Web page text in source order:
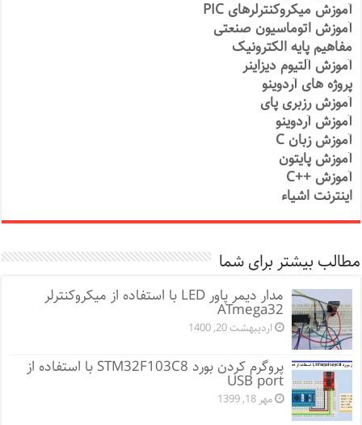
آموزش میکروکنترلرهای PIC
آموزش اتوماسیون صنعتی
مفاهیم پایه الکترونیک
آموزش آلتیوم دیزاینر
پروژه های آردوینو
آموزش رزبری پای
آموزش آردوینو
آموزش زبان C
آموزش پایتون
آموزش ++C
اینترنت اشیاء
مطالب بیشتر برای شما
مدار دیمر پاور LED با استفاده از میکروکنترلر
ATmega32
اردیبهشت 20, 1400
پروگرم کردن بورد STM32F103C8 با استفاده از
USB port
مهر 18, 1399